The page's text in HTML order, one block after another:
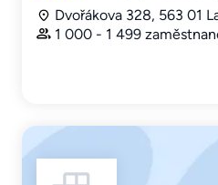
Dvořákova 328, 563 01
1 000 - 1 499